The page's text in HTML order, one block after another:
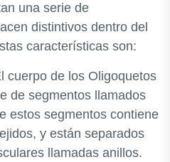
una serie de
distintivos dentro del
características son:
cuerpo de los Oligoquetos
de segmentos llamados
estos segmentos contiene
y están separados
llamadas anillos.